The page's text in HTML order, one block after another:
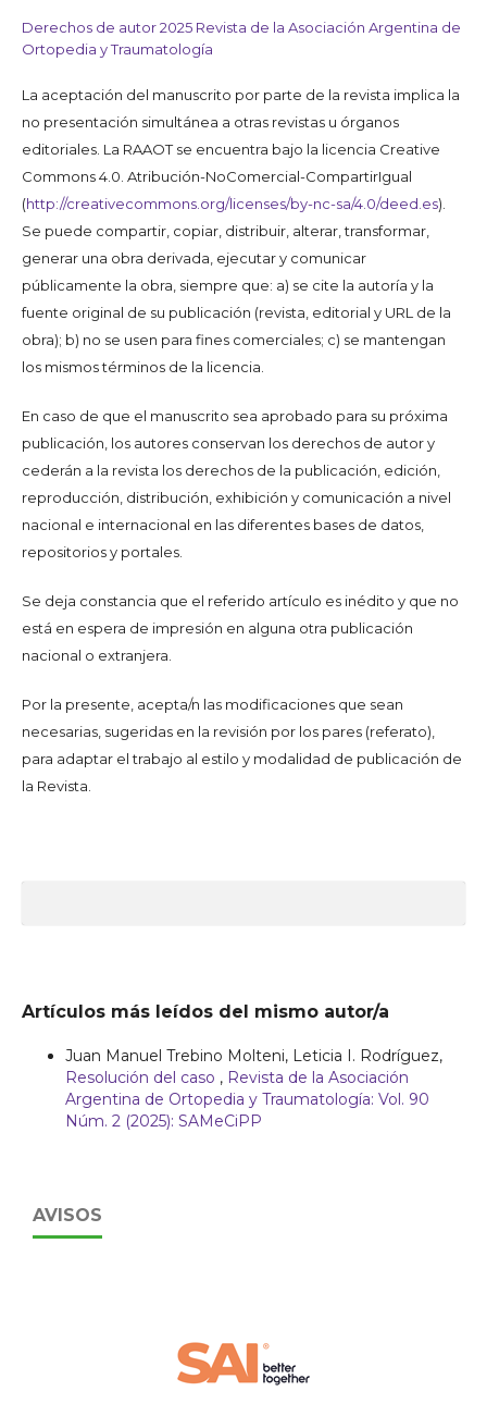
Derechos de autor 2025 Revista de la Asociación Argentina de
Ortopedia y Traumatología
La aceptación del manuscrito por parte de la revista implica la
no presentación simultánea a otras revistas u órganos
editoriales. La RAAOT se encuentra bajo la licencia Creative
Commons 4.0. Atribución-NoComercial-CompartirIgual
(http://creativecommons.org/licenses/by-nc-sa/4.0/deed.es).
Se puede compartir, copiar, distribuir, alterar, transformar,
generar una obra derivada, ejecutar y comunicar
públicamente la obra, siempre que: a) se cite la autoría y la
fuente original de su publicación (revista, editorial y URL de la
obra); b) no se usen para fines comerciales; c) se mantengan
los mismos términos de la licencia.
En caso de que el manuscrito sea aprobado para su próxima
publicación, los autores conservan los derechos de autor y
cederán a la revista los derechos de la publicación, edición,
reproducción, distribución, exhibición y comunicación a nivel
nacional e internacional en las diferentes bases de datos,
repositorios y portales.
Se deja constancia que el referido artículo es inédito y que no
está en espera de impresión en alguna otra publicación
nacional o extranjera.
Por la presente, acepta/n las modificaciones que sean
necesarias, sugeridas en la revisión por los pares (referato),
para adaptar el trabajo al estilo y modalidad de publicación de
la Revista.
Artículos más leídos del mismo autor/a
Juan Manuel Trebino Molteni, Leticia I. Rodríguez,
Resolución del caso , Revista de la Asociación
Argentina de Ortopedia y Traumatología: Vol. 90
Núm. 2 (2025): SAMeCiPP
AVISOS